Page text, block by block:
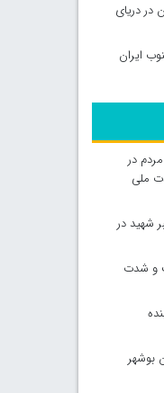
در دریای
ایران
در
ملی
شهید در
و شدت
بوشهر